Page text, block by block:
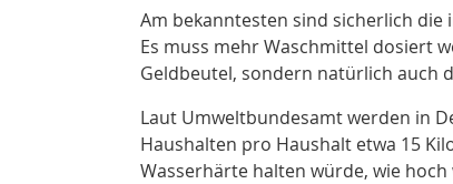
Am bekanntesten sind sicherlich
Es muss mehr Waschmittel dosiert
Geldbeutel, sondern natürlich auch
Laut Umweltbundesamt werden in
Haushalten pro Haushalt etwa 15
Wasserhärte halten würde, wie